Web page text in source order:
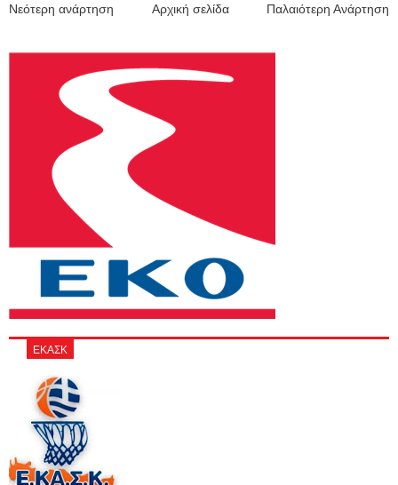
Νεότερη ανάρτηση Παλαιότερη Ανάρτηση
Αρχική σελίδα
ΕΚΑΣΚ